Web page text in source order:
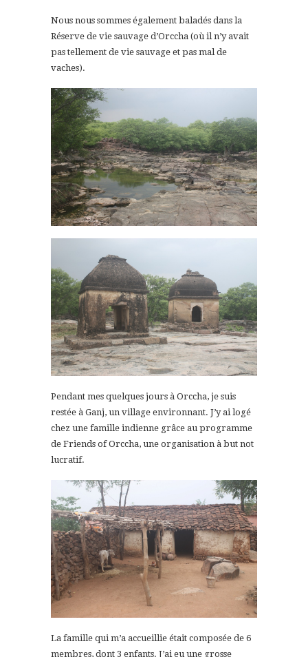
Nous nous sommes également baladés dans la
Réserve de vie sauvage d’Orccha (où il n’y avait
pas tellement de vie sauvage et pas mal de
vaches).
Pendant mes quelques jours à Orccha, je suis
restée à Ganj, un village environnant. J’y ai logé
chez une famille indienne grâce au programme
de Friends of Orccha, une organisation à but not
lucratif.
La famille qui m’a accueillie était composée de 6
membres, dont 3 enfants. J’ai eu une grosse